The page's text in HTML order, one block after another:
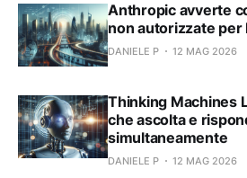
Anthropic avverte
non autorizzate per
DANIELE P 12 MAG 2026
Thinking Machines
che ascolta e
simultaneamente
DANIELE P 12 MAG 2026